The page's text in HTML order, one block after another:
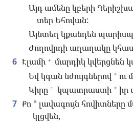
Այդ ամենը կբերի
տեր Եհովան:
Այնտեղ կքանդեն
Ժողովրդի աղաղակը
6 Էլամի + մարդիկ կվերցնեն
Եվ կգան նժույգներով *ու
Կիրը + կպատրաստի *իր
7 Քո *լավագույն
կլցվեն,